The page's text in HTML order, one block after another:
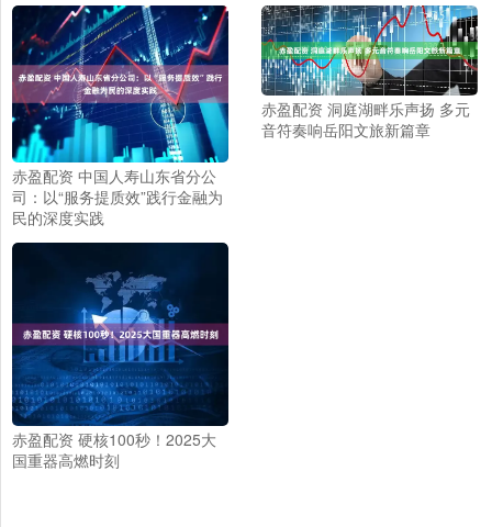
赤盈配资 中国人寿山东省分公
司：以“服务提质效”践行金融为
民的深度实践
赤盈配资 洞庭湖畔乐声扬 多元
音符奏响岳阳文旅新篇章
赤盈配资 硬核100秒！2025大
国重器高燃时刻